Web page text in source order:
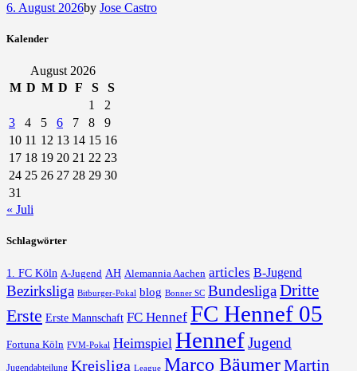
6. August 2026by Jose Castro
Kalender
August 2026
M D M D F S
S
1
2
3
4 5 6 7 8
9
10 11 12 13 14 15 16
17 18 19 20 21 22 23
24 25 26 27 28 29 30
31
« Juli
Schlagwörter
1. FC Köln A-Jugend AH Alemannia Aachen articles B-Jugend
Bezirksliga Bitburger-Pokal blog Bonner SC Bundesliga Dritte
Erste Erste Mannschaft FC Hennef FC Hennef 05
Fortuna Köln FVM-Pokal Heimspiel HennefJugend
Jugendabteilung Kreisliga League Marco BäumerMartin